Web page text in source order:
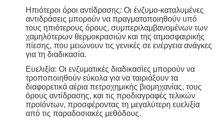
Ηπιότεροι όροι αντίδρασης: Οι ένζυμο-καταλυμένες
αντιδράσεις μπορούν να πραγματοποιηθούν υπό
τους ηπιότερους όρους, συμπεριλαμβανομένων των
χαμηλότερων θερμοκρασιών και της ατμοσφαιρικής
πίεσης, που μειώνουν τις γενικές σε ενέργεια ανάγκες
για τη διαδικασία.
Ευελιξία: Οι ενζυματικές διαδικασίες μπορούν να
τροποποιηθούν εύκολα για να ταιριάξουν τα
διαφορετικά αέρια πετροχημικής βιομηχανίας, τους
όρους αντίδρασης, και τις προδιαγραφές τελικών
προϊόντων, προσφέροντας τη μεγαλύτερη ευελιξία
από τις παραδοσιακές μεθόδους.